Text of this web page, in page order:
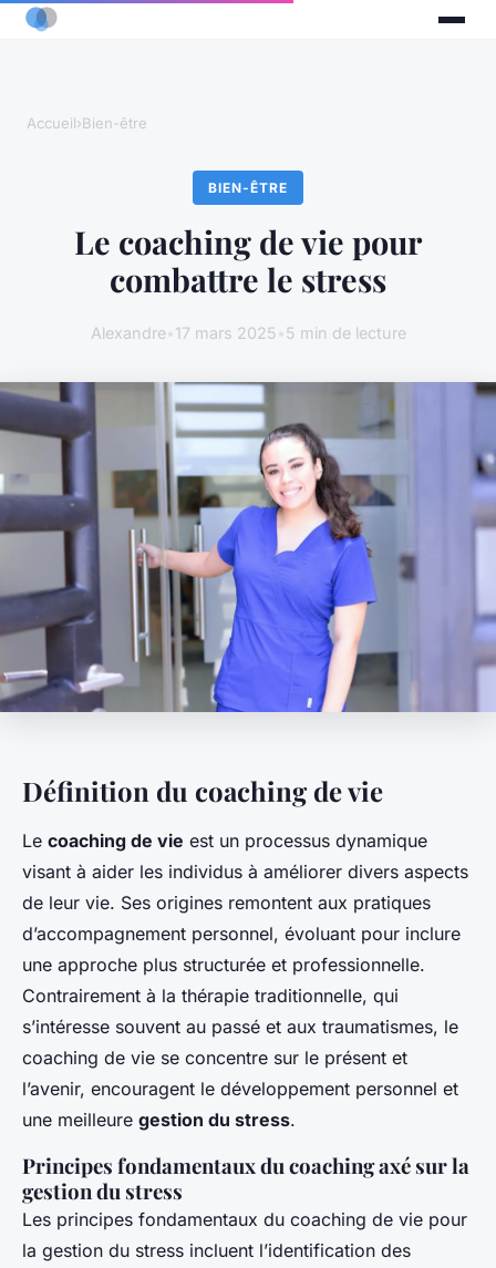
Accueil›Bien-être
BIEN-ÊTRE
Le coaching de vie pour
combattre le stress
Alexandre• 17 mars 2025 5 min de lecture
Définition du coaching de vie
Le coaching de vie est un processus dynamique
visant à aider les individus à améliorer divers aspects
de leur vie. Ses origines remontent aux pratiques
d’accompagnement personnel, évoluant pour inclure
une approche plus structurée et professionnelle.
Contrairement à la thérapie traditionnelle, qui
s’intéresse souvent au passé et aux traumatismes, le
coaching de vie se concentre sur le présent et
l’avenir, encouragent le développement personnel et
une meilleure gestion du stress.
Principes fondamentaux du coaching axé sur la
gestion du stress
Les principes fondamentaux du coaching de vie pour
la gestion du stress incluent l’identification des